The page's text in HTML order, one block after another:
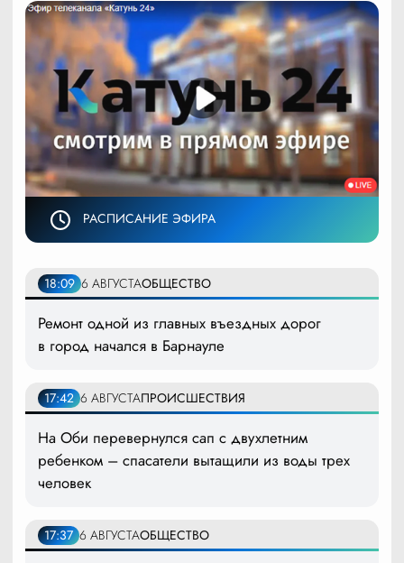
РАСПИСАНИЕ ЭФИРА
18:09 6 АВГУСТАОБЩЕСТВО
Ремонт одной из главных въездных дорог
в город начался в Барнауле
17:42 6 АВГУСТАПРОИСШЕСТВИЯ
На Оби перевернулся сап с двухлетним
ребенком – спасатели вытащили из воды трех
человек
17:37 6 АВГУСТАОБЩЕСТВО